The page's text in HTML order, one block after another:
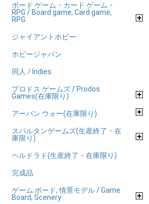
ボード ゲーム・カード ゲーム・
RPG / Board game, Card game,
RPG
ジャイアントホビー
ホビージャパン
同人 / Indies
プロドス ゲームズ / Prodos
Games(在庫限り)
アーバン ウォー(在庫限り)
スパルタンゲームズ(生産終了・在
庫限り)
ヘルドラド(生産終了・在庫限り)
完成品
ゲーム ボード, 情景モデル / Game
Board, Scenery